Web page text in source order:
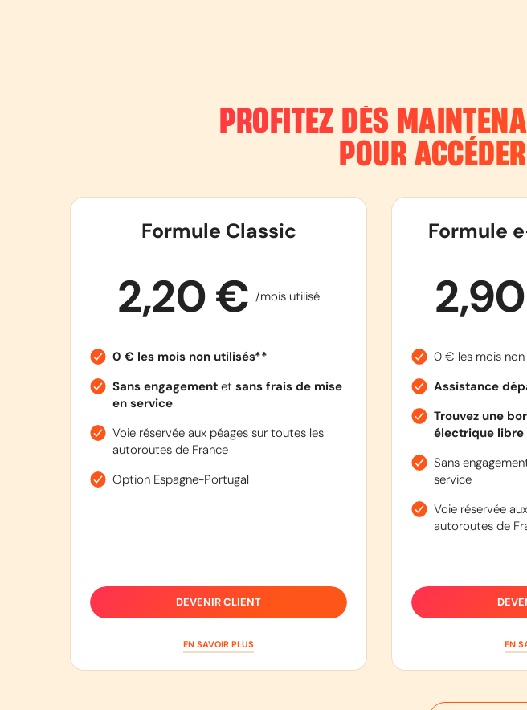
PROFITEZ DÈS
POUR
Formule Classic
2,20 € /mois utilisé
0 € les mois non utilisés**
Sans engagementet sans frais de mise
en service
Voie réservée aux péages sur toutes les
autoroutes de France
Option Espagne-Portugal
DEVENIR CLIENT
EN SAVOIR PLUS
Formule
0 € les mois non
Assistance
Trouvez une
électrique libre
Sans
service
Voie réservée
autoroutes de
EN